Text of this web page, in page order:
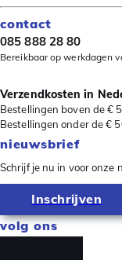
contact
085 888 28 80
Bereikbaar op werkdagen
Verzendkosten in
Bestellingen boven de €
Bestellingen onder de €
nieuwsbrief
Schrijf je nu in voor onze
Inschrijven
volg ons